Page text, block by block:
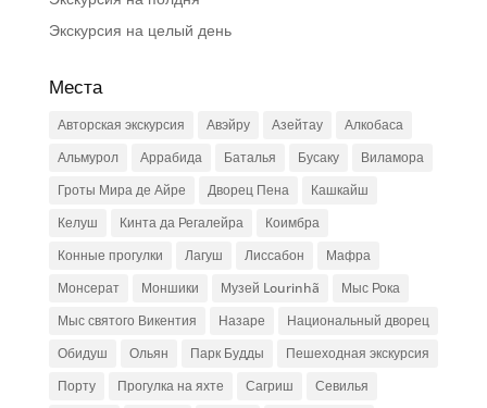
Экскурсия на целый день
Места
Авторская экскурсия Авэйру Азейтау
Алкобаса
Альмурол
Аррабида Баталья Бусаку
Виламора
Гроты Мира де Айре
Дворец Пена
Кашкайш
Келуш
Кинта да Регалейра
Коимбра
Конные прогулки
Лагуш Лиссабон
Мафра
Монсерат
Моншики Музей Lourinhã
Мыс Рока
Мыс святого Викентия
Назаре
Национальный дворец
Обидуш
Ольян Парк Будды
Пешеходная экскурсия
Порту
Прогулка на яхте Сагриш
Севилья